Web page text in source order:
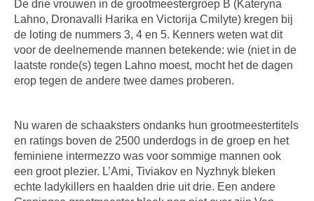
De drie vrouwen in de grootmeestergroep B (Kateryna
Lahno, Dronavalli Harika en Victorija Cmilyte) kregen bij
de loting de nummers 3, 4 en 5. Kenners weten wat dit
voor de deelnemende mannen betekende: wie (niet in de
laatste ronde(s) tegen Lahno moest, mocht het de dagen
erop tegen de andere twee dames proberen.
Nu waren de schaaksters ondanks hun grootmeestertitels
en ratings boven de 2500 underdogs in de groep en het
feminiene intermezzo was voor sommige mannen ook
een groot plezier. L’Ami, Tiviakov en Nyzhnyk bleken
echte ladykillers en haalden drie uit drie. Een andere